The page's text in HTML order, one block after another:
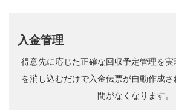
入金管理
得意先に応じた正確な回収予定管理を
を消し込むだけで入金伝票が自動作成
間がなくなります。